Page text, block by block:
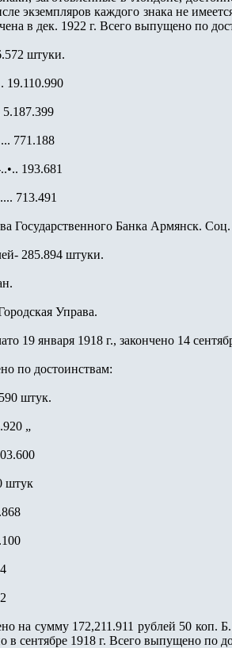
экземпляров каждого знака не
в дек. 1922 г. Всего выпущено по
штуки.
19.110.990
5.187.399
771.188
193.681
713.491
Государственного Банка Армянск.
285.894 штуки.
Управа.
19 января 1918 г., закончено 14
по достоинствам:
штук.
„
штук
на сумму 172,211.911 рублей 50 коп.
в сентябре 1918 г. Всего выпущено по